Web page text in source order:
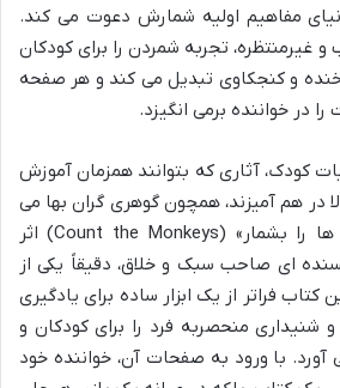
مفاهیم اولیه شمارش دعوت می کند.
غیرمنتظره، تجربه شمردن را برای کودکان
و کنجکاوی تبدیل می کند و هر صفحه
خواننده برمی انگیزد.
کودک، آثاری که بتوانند همزمان آموزش
در هم آمیزند، همچون گوهری گران بها می
درخشند. کتاب «میمون ها را بشمار» (Count the Monkeys) اثر
ای صاحب سبک و خلاق، دقیقاً یکی از
فراتر از یک ابزار ساده برای یادگیری
شنیداری منحصربه فرد را برای کودکان و
آورد. با ورود به صفحات آن، خواننده خود